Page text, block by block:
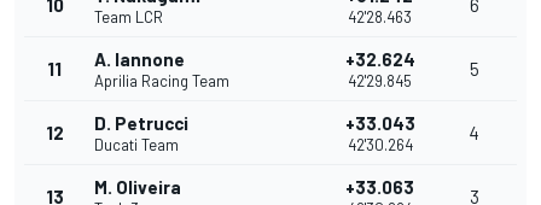
10
Team LCR 42'28.463
6
11 A. Iannone
Aprilia Racing Team
+32.624
42'29.845
5
12 D. Petrucci
Ducati Team
+33.043
42'30.264
4
13 M. Oliveira +33.063 3